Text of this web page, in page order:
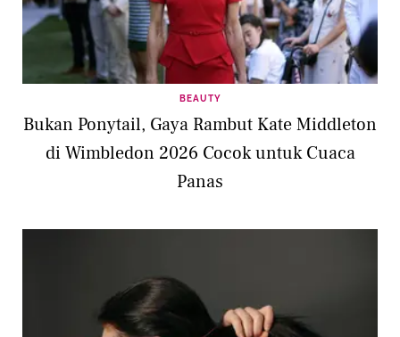
BEAUTY
Bukan Ponytail, Gaya Rambut Kate Middleton
di Wimbledon 2026 Cocok untuk Cuaca
Panas